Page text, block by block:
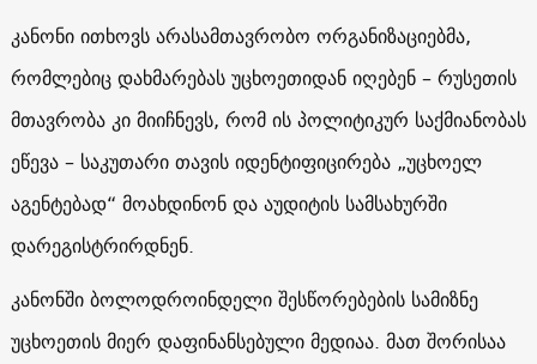
კანონი ითხოვს არასამთავრობო ორგანიზაციებმა,
რომლებიც დახმარებას უცხოეთიდან იღებენ – რუსეთის
მთავრობა კი მიიჩნევს, რომ ის პოლიტიკურ საქმიანობას
ეწევა – საკუთარი თავის იდენტიფიცირება „უცხოელ
აგენტებად“ მოახდინონ და აუდიტის სამსახურში
დარეგისტრირდნენ.
კანონში ბოლოდროინდელი შესწორებების სამიზნე
უცხოეთის მიერ დაფინანსებული მედიაა. მათ შორისაა